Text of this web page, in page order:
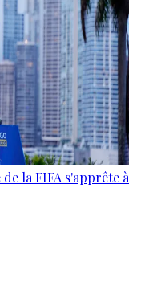
la FIFA s'apprête à